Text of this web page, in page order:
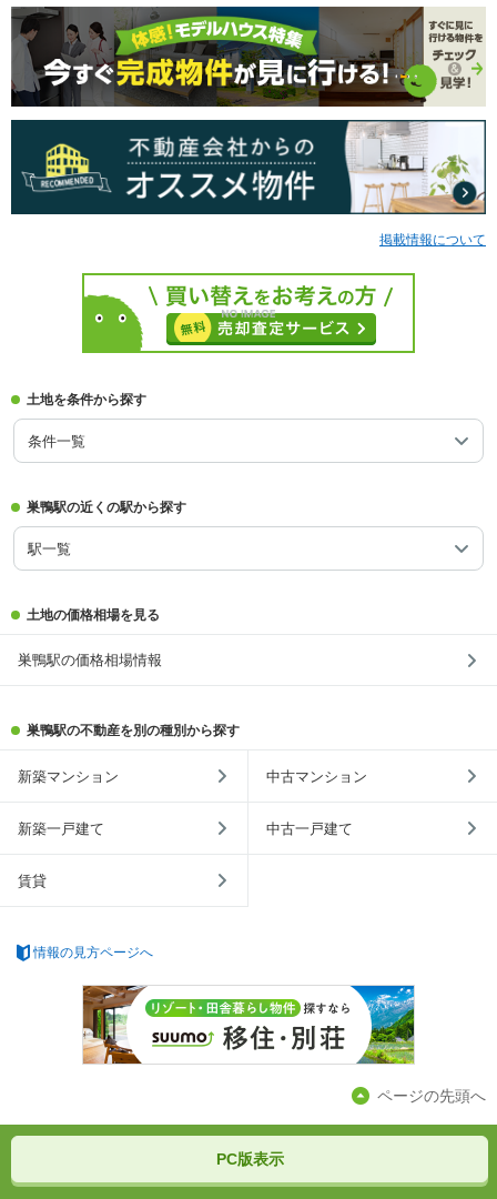
掲載情報について
土地を条件から探す
条件一覧
巣鴨駅の近くの駅から探す
駅一覧
土地の価格相場を見る
巣鴨駅の価格相場情報
巣鴨駅の不動産を別の種別から探す
新築マンション 中古マンション
新築一戸建て 中古一戸建て
賃貸
情報の見方ページへ
ページの先頭へ
PC版表示